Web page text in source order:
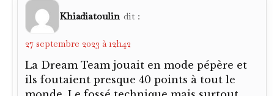
Khiadiatoulin dit :
27 septembre 2023 à 12h42
La Dream Team jouait en mode pépère et
ils foutaient presque 40 points à tout le